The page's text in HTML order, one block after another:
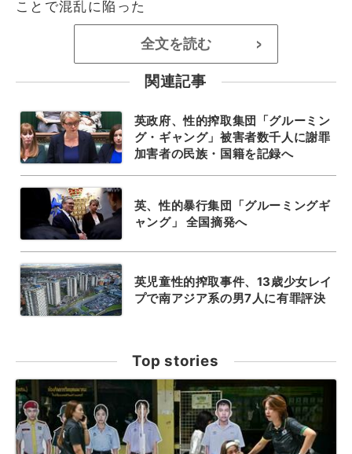
ことで混乱に陥った
全文を読む >
関連記事
英政府、性的搾取集団「グルーミン
グ・ギャング」被害者数千人に謝罪
加害者の民族・国籍を記録へ
英、性的暴行集団「グルーミングギ
ャング」 全国摘発へ
英児童性的搾取事件、13歳少女レイ
プで南アジア系の男7人に有罪評決
Top stories